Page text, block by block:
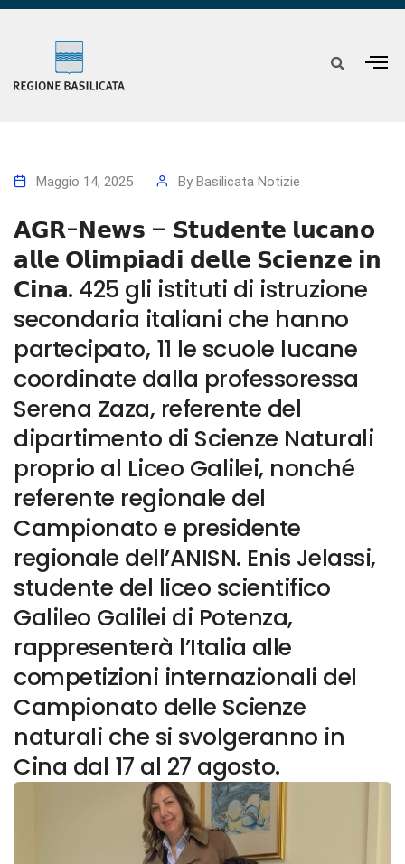
Maggio 14, 2025 By Basilicata Notizie
𝗔𝗚𝗥-𝗡𝗲𝘄𝘀 – 𝗦𝘁𝘂𝗱𝗲𝗻𝘁𝗲 𝗹𝘂𝗰𝗮𝗻𝗼
𝗮𝗹𝗹𝗲 𝗢𝗹𝗶𝗺𝗽𝗶𝗮𝗱𝗶 𝗱𝗲𝗹𝗹𝗲 𝗦𝗰𝗶𝗲𝗻𝘇𝗲 𝗶𝗻
𝗖𝗶𝗻𝗮. 425 gli istituti di istruzione
secondaria italiani che hanno
partecipato, 11 le scuole lucane
coordinate dalla professoressa
Serena Zaza, referente del
dipartimento di Scienze Naturali
proprio al Liceo Galilei, nonché
referente regionale del
Campionato e presidente
regionale dell’ANISN. Enis Jelassi,
studente del liceo scientifico
Galileo Galilei di Potenza,
rappresenterà l’Italia alle
competizioni internazionali del
Campionato delle Scienze
naturali che si svolgeranno in
Cina dal 17 al 27 agosto.